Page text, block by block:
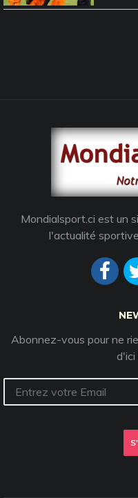
Mondialsport.ci est un
l'actualité
Abonnez-vous pour ne
d'ici